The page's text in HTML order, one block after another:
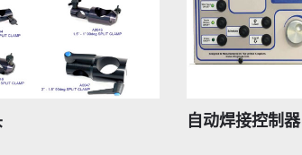
自动焊接控制器